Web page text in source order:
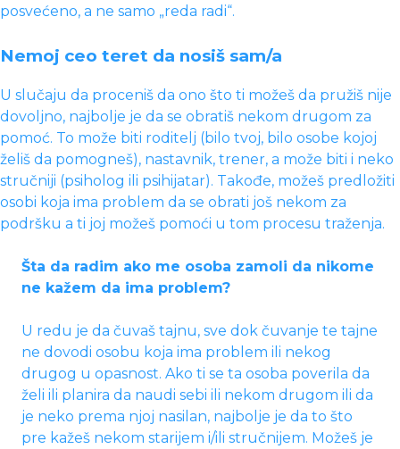
posvećeno, a ne samo „reda radi“.
Nemoj ceo teret da nosiš sam/a
U slučaju da proceniš da ono što ti možeš da pružiš nije
dovoljno, najbolje je da se obratiš nekom drugom za
pomoć. To može biti roditelj (bilo tvoj, bilo osobe kojoj
želiš da pomogneš), nastavnik, trener, a može biti i neko
stručniji (psiholog ili psihijatar). Takođe, možeš predložiti
osobi koja ima problem da se obrati još nekom za
podršku a ti joj možeš pomoći u tom procesu traženja.
Šta da radim ako me osoba zamoli da nikome
ne kažem da ima problem?
U redu je da čuvaš tajnu, sve dok čuvanje te tajne
ne dovodi osobu koja ima problem ili nekog
drugog u opasnost. Ako ti se ta osoba poverila da
želi ili planira da naudi sebi ili nekom drugom ili da
je neko prema njoj nasilan, najbolje je da to što
pre kažeš nekom starijem i/ili stručnijem. Možeš je